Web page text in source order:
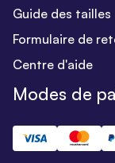
Guide des tailles
Formulaire de
Centre d'aide
Modes de